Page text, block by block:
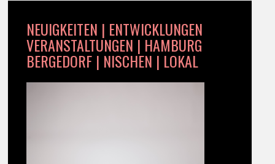
NEUIGKEITEN | ENTWICKLUNGEN
VERANSTALTUNGEN | HAMBURG
BERGEDORF | NISCHEN | LOKAL